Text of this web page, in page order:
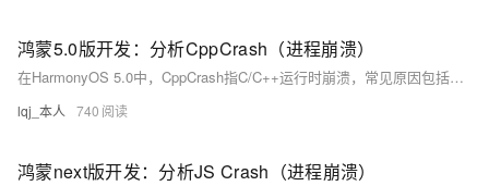
鸿蒙5.0版开发：分析CppCrash（进程崩溃）
在HarmonyOS 5.0中，CppCrash指C/C++运行时崩溃，常见原因包括空指针、数组越界等。系统提供基于posix信号机制的异常检测能力，生成详细日志辅助定位。本文详解CppCrash分析方法，涵盖异常检测、问题定位思路及案例分析。
lqj_本人 740
鸿蒙next版开发：分析JS Crash（进程崩溃）